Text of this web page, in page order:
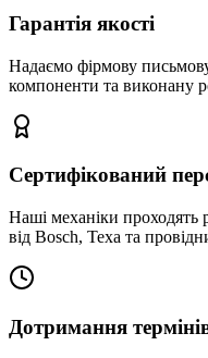
Гарантія якості
Надаємо фірмову
компоненти та виконану
Сертифікований
Наші механіки проходять
від Bosch, Texa та
Дотримання